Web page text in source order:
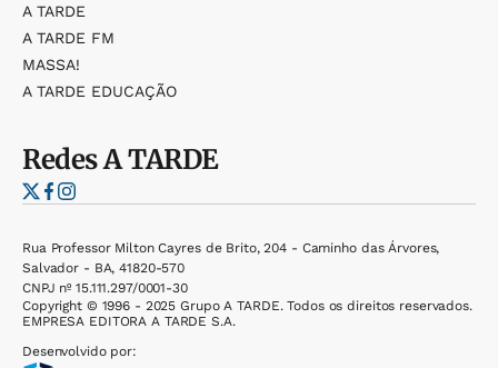
A TARDE
A TARDE FM
MASSA!
A TARDE EDUCAÇÃO
RedesA TARDE
Rua Professor Milton Cayres de Brito, 204 - Caminho das Árvores,
Salvador - BA, 41820-570
CNPJ nº 15.111.297/0001-30
Copyright © 1996 - 2025 Grupo A TARDE. Todos os direitos reservados.
EMPRESA EDITORA A TARDE S.A.
Desenvolvido por: